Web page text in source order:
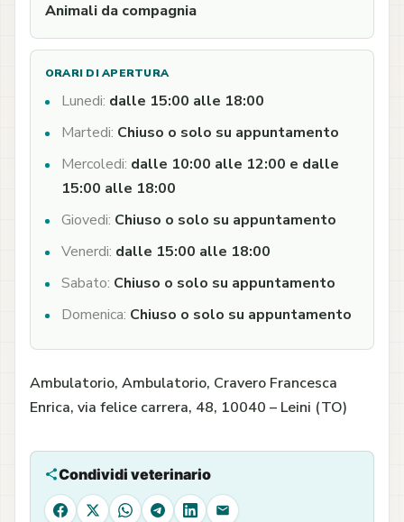
Animali da compagnia
ORARI DI APERTURA
Lunedi: dalle 15:00 alle 18:00
Martedi: Chiuso o solo su appuntamento
Mercoledi: dalle 10:00 alle 12:00 e dalle
15:00 alle 18:00
Giovedi: Chiuso o solo su appuntamento
Venerdi: dalle 15:00 alle 18:00
Sabato: Chiuso o solo su appuntamento
Domenica: Chiuso o solo su appuntamento
Ambulatorio, Ambulatorio, Cravero Francesca
Enrica, via felice carrera, 48, 10040 – Leini (TO)
Condividi veterinario
Facebook
X WhatsApp
Telegram
LinkedIn
Email